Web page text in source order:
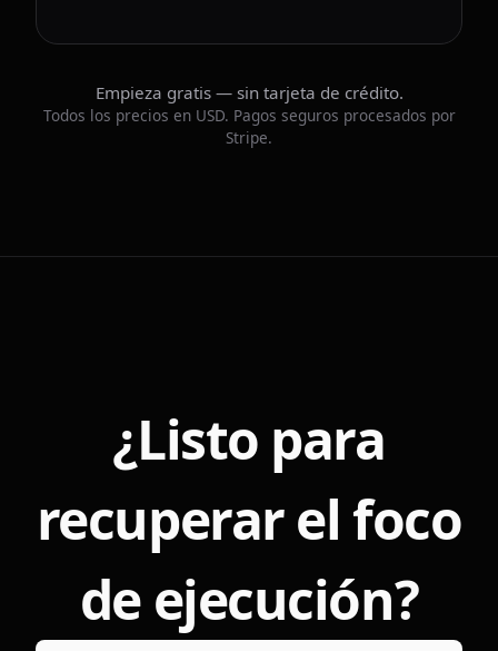
Empieza gratis — sin tarjeta de crédito.
Todos los precios en USD. Pagos seguros procesados por
Stripe.
¿Listo para
recuperar el foco
de ejecución?